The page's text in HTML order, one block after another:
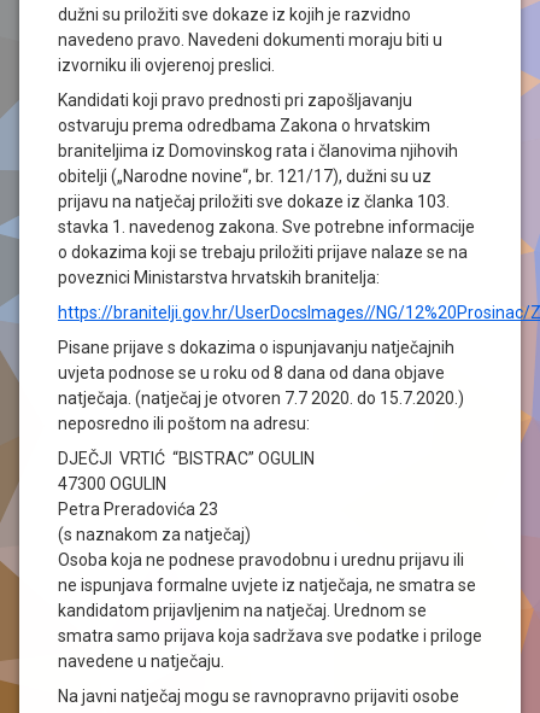
dužni su priložiti sve dokaze iz kojih je razvidno
navedeno pravo. Navedeni dokumenti moraju biti u
izvorniku ili ovjerenoj preslici.
Kandidati koji pravo prednosti pri zapošljavanju
ostvaruju prema odredbama Zakona o hrvatskim
braniteljima iz Domovinskog rata i članovima njihovih
obitelji („Narodne novine“, br. 121/17), dužni su uz
prijavu na natječaj priložiti sve dokaze iz članka 103.
stavka 1. navedenog zakona. Sve potrebne informacije
o dokazima koji se trebaju priložiti prijave nalaze se na
poveznici Ministarstva hrvatskih branitelja:
https://branitelji.gov.hr/UserDocsImages//NG/12%20Prosinac/
Pisane prijave s dokazima o ispunjavanju natječajnih
uvjeta podnose se u roku od 8 dana od dana objave
natječaja. (natječaj je otvoren 7.7 2020. do 15.7.2020.)
neposredno ili poštom na adresu:
DJEČJI VRTIĆ “BISTRAC” OGULIN
47300 OGULIN
Petra Preradovića 23
(s naznakom za natječaj)
Osoba koja ne podnese pravodobnu i urednu prijavu ili
ne ispunjava formalne uvjete iz natječaja, ne smatra se
kandidatom prijavljenim na natječaj. Urednom se
smatra samo prijava koja sadržava sve podatke i priloge
navedene u natječaju.
Na javni natječaj mogu se ravnopravno prijaviti osobe